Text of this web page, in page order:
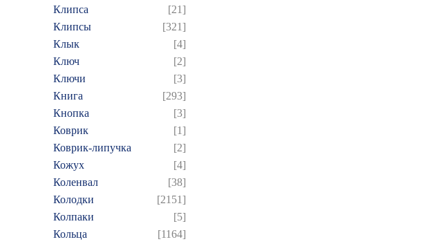
Клипса
[21]
Клипсы
[321]
Клык
[4]
Ключ
[2]
Ключи
[3]
Книга
[293]
Кнопка
[3]
Коврик
[1]
Коврик-липучка
[2]
Кожух
[4]
Коленвал
[38]
Колодки
[2151]
Колпаки
[5]
Кольца
[1164]